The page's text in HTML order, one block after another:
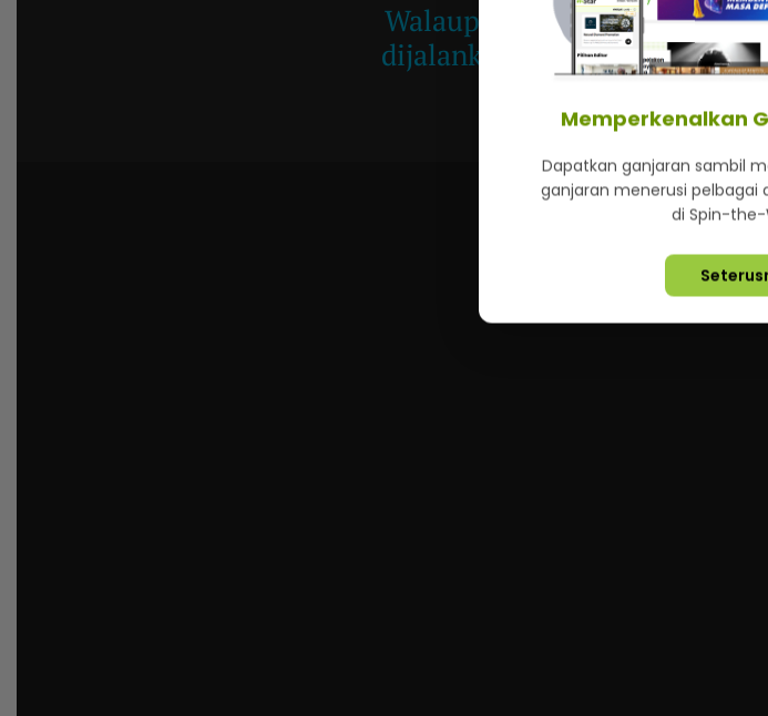
Walaupun penambahbaikan
dijalankan, tabiat harian
perubahan
Memperkenalkan
Dapatkan ganjaran sambil
ganjaran menerusi pelbagai
di Spin-the-